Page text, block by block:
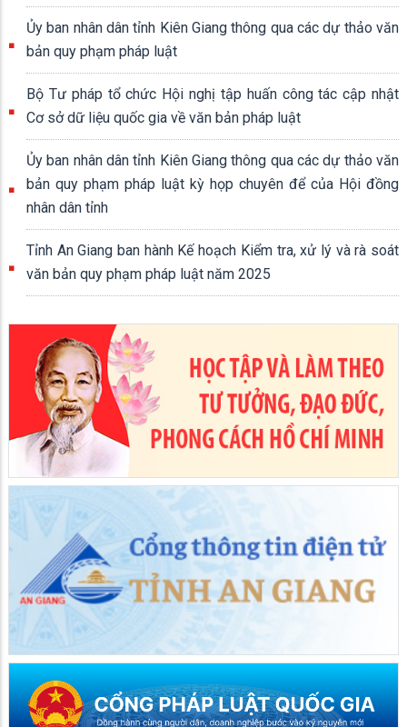
Ủy ban nhân dân tỉnh Kiên Giang thông qua các dự thảo văn
bản quy phạm pháp luật
Bộ Tư pháp tổ chức Hội nghị tập huấn công tác cập nhật
Cơ sở dữ liệu quốc gia về văn bản pháp luật
Ủy ban nhân dân tỉnh Kiên Giang thông qua các dự thảo văn
bản quy phạm pháp luật kỳ họp chuyên để của Hội đồng
nhân dân tỉnh
Tỉnh An Giang ban hành Kế hoạch Kiểm tra, xử lý và rà soát
văn bản quy phạm pháp luật năm 2025